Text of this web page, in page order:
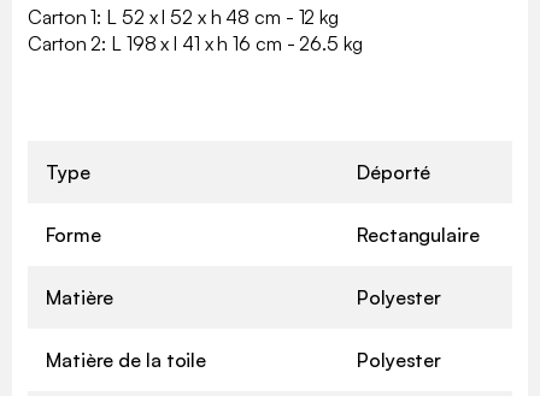
Carton 1: L 52 x l 52 x h 48 cm - 12 kg
Carton 2: L 198 x l 41 x h 16 cm - 26.5 kg
Type Déporté
Forme Rectangulaire
Matière Polyester
Matière de la toile Polyester